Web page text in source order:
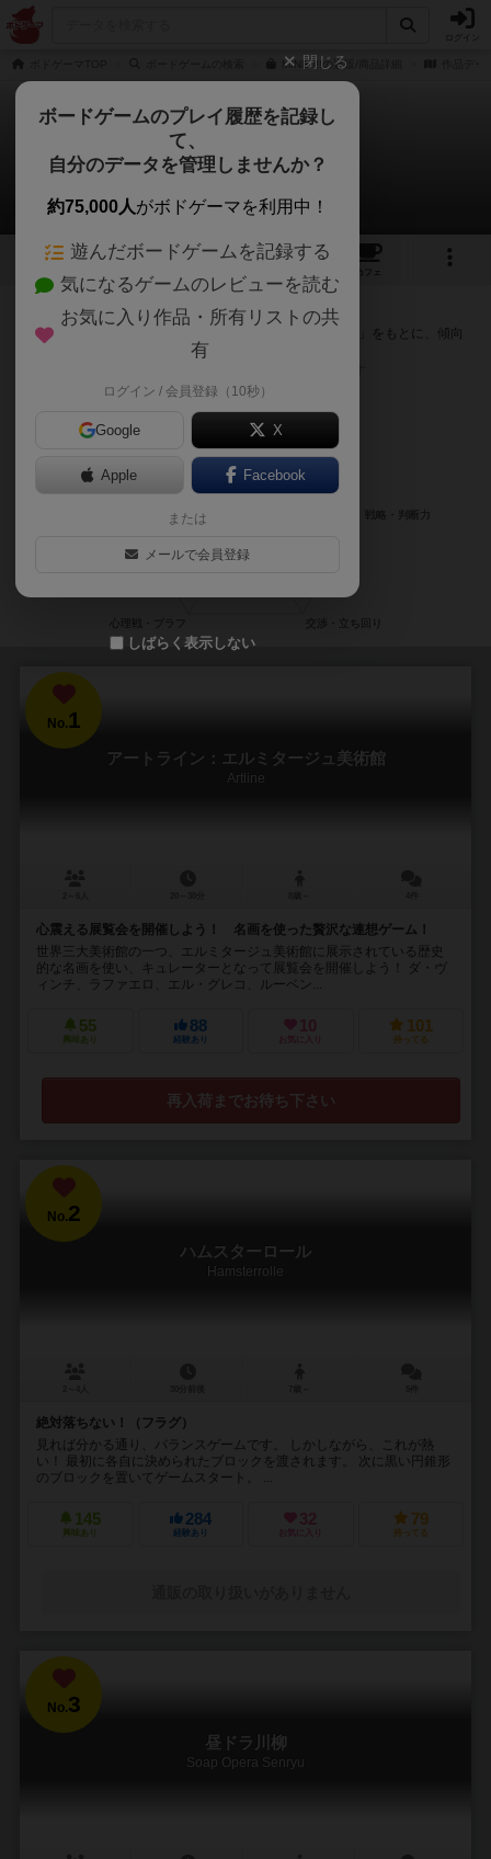
MINE!!!!の通販/商品詳細
MINE!!!!
次のおすすめボードゲーム
6 3
カフェ
『MINE!!!!』が好きな方へのおすすめ
このゲームのトップページで投票された「プレイ感の評価」をもとに、傾向
が近いボードゲームをランキング形式で紹介します。
No.1
アートライン：エルミタージュ美術館
Artline
心震える展覧会を開催しよう！ 名画を使った贅沢な連想ゲーム！
世界三大美術館の一つ、エルミタージュ美術館に展示されている歴史
的な名画を使い、キュレーターとなって展覧会を開催しよう！ ダ・ヴ
ィンチ、ラファエロ、エル・グレコ、ルーベン...
55
興味あり
88
経験あり
10
お気に入り
101
持ってる
再入荷までお待ち下さい
No.2
ハムスターロール
Hamsterrolle
絶対落ちない！（フラグ）
見れば分かる通り、バランスゲームです。 しかしながら、これが熱
い！ 最初に各自に決められたブロックを渡されます。 次に黒い円錐形
のブロックを置いてゲームスタート。 ...
145
興味あり
284
経験あり
32
お気に入り
79
持ってる
No.3
昼ドラ川柳
Soap Opera Senryu
閉じる
ボードゲームのプレイ履歴を記録し
て、
自分のデータを管理しませんか？
約75,000人がボドゲーマを利用中！
遊んだボードゲームを記録する
気になるゲームのレビューを読む
お気に入り作品・所有リストの共
有
ログイン / 会員登録（10秒）
Google X
Apple Facebook
または
メールで会員登録
しばらく表示しない